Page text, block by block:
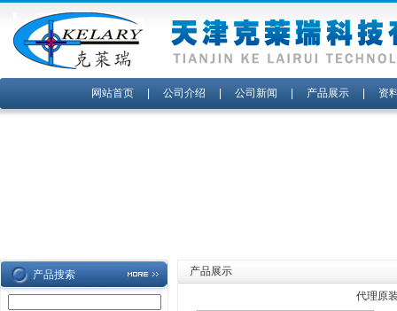
网站首页| 公司介绍 公司新闻 产品展示| 资
产品搜索
产品展示
代理原